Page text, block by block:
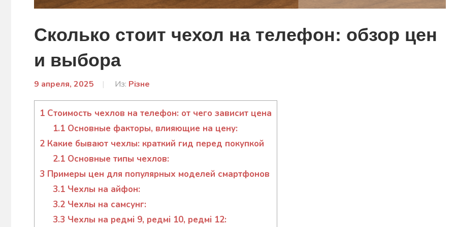
Сколько стоит чехол на телефон: обзор цен
и выбора
9 апреля, 2025
От:
Ковальчук
Аліна
Из: Різне
1 Стоимость чехлов на телефон: от чего зависит цена
1.1Основные факторы, влияющие на цену:
2 Какие бывают чехлы: краткий гид перед покупкой
2.1Основные типы чехлов:
3 Примеры цен для популярных моделей смартфонов
3.1Чехлы на айфон:
3.2Чехлы на самсунг:
3.3 Чехлы на редмі 9, редмі 10, редмі 12: